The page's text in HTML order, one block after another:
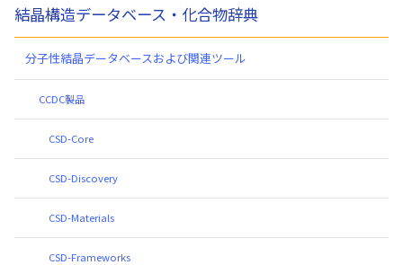
結晶構造データベース・化合物辞典
分子性結晶データベースおよび関連ツール
CCDC製品
CSD-Core
CSD-Discovery
CSD-Materials
CSD-Frameworks